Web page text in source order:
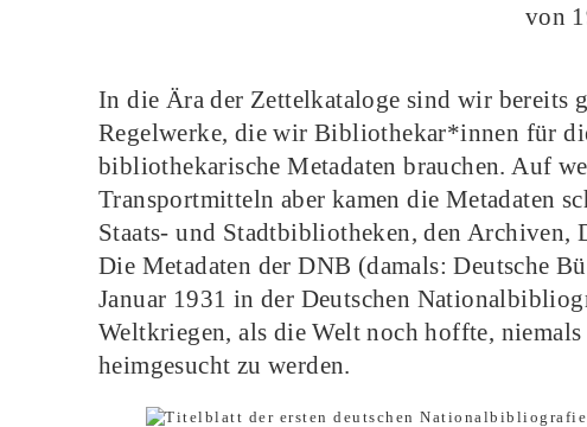
von
In die Ära der Zettelkataloge sind wir bereits
Regelwerke, die wir Bibliothekar*innen für
bibliothekarische Metadaten brauchen. Auf
Transportmitteln aber kamen die Metadaten
Staats- und Stadtbibliotheken, den Archiven,
Die Metadaten der DNB (damals: Deutsche
Januar 1931 in der Deutschen
Weltkriegen, als die Welt noch hoffte,
heimgesucht zu werden.